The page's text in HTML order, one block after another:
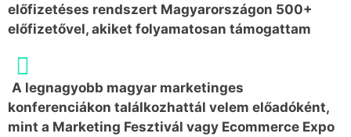
előfizetéses rendszert Magyarországon 500+
előfizetővel, akiket folyamatosan támogattam
A legnagyobb magyar marketinges
konferenciákon találkozhattál velem előadóként,
mint a Marketing Fesztivál vagy Ecommerce Expo